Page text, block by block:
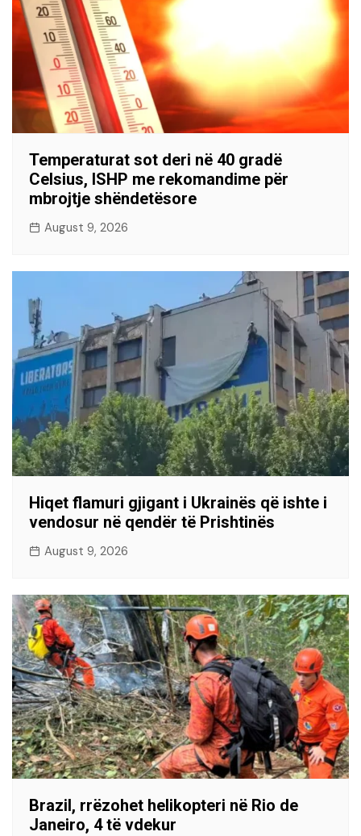
Temperaturat sot deri në 40 gradë
Celsius, ISHP me rekomandime për
mbrojtje shëndetësore
August 9, 2026
Hiqet flamuri gjigant i Ukrainës që ishte i
vendosur në qendër të Prishtinës
August 9, 2026
Brazil, rrëzohet helikopteri në Rio de
Janeiro, 4 të vdekur